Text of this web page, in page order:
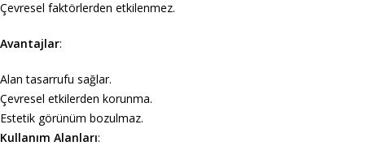
Çevresel faktörlerden etkilenmez.
Avantajlar:
Alan tasarrufu sağlar.
Çevresel etkilerden korunma.
Estetik görünüm bozulmaz.
Kullanım Alanları: